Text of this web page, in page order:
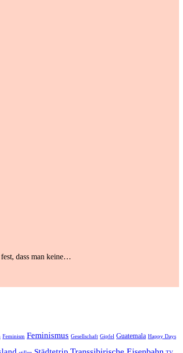
dass man keine…
Feminism Feminismus Gesellschaft Gipfel Guatemala Happy Days